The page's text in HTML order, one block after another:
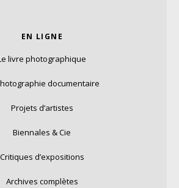
EN LIGNE
livre photographique
documentaire
Projets d’artistes
Biennales & Cie
Critiques d’expositions
Archives complètes